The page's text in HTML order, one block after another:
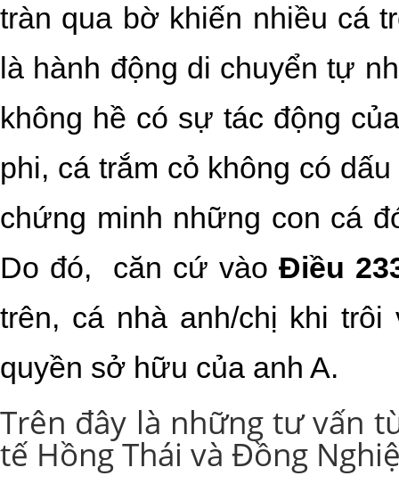
tràn qua bờ khiến nhiều cá
là hành động di chuyển tự
không hề có sự tác động
phi, cá trắm cỏ không có
chứng minh những con cá
Do đó,
căn cứ vào Điều
trên, cá nhà anh/chị khi
quyền sở hữu của anh A.
Trên đây là những tư vấn
tế Hồng Thái và Đồng